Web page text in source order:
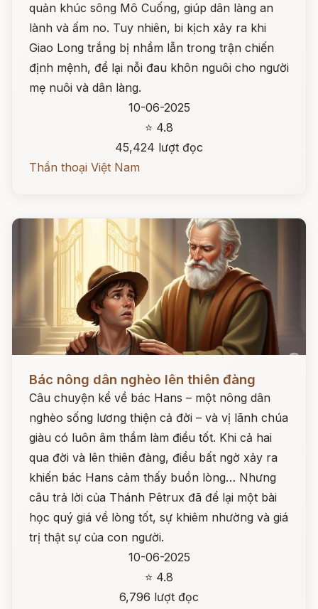
quản khúc sông Mô Cuống, giúp dân làng an
lành và ấm no. Tuy nhiên, bi kịch xảy ra khi
Giao Long trắng bị nhầm lẫn trong trận chiến
định mệnh, để lại nỗi đau khôn nguôi cho người
mẹ nuôi và dân làng.
10-06-2025
⭐ 4.8
45,424 lượt đọc
Thần thoại Việt Nam
Bác nông dân nghèo lên thiên đàng
Câu chuyện kể về bác Hans – một nông dân
nghèo sống lương thiện cả đời – và vị lãnh chúa
giàu có luôn âm thầm làm điều tốt. Khi cả hai
qua đời và lên thiên đàng, điều bất ngờ xảy ra
khiến bác Hans cảm thấy buồn lòng… Nhưng
câu trả lời của Thánh Pêtrux đã để lại một bài
học quý giá về lòng tốt, sự khiêm nhường và giá
trị thật sự của con người.
10-06-2025
⭐ 4.8
6,796 lượt đọc